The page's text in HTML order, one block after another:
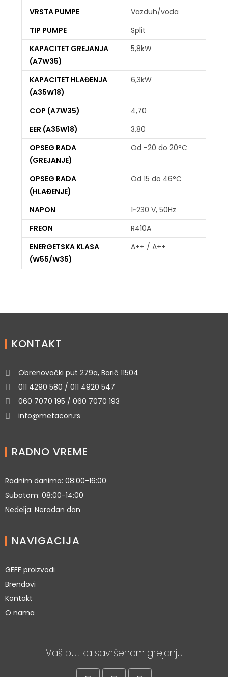
VRSTA PUMPE
Vazduh/voda
TIP PUMPE
Split
KAPACITET GREJANJA
(A7W35)
5,8kW
KAPACITET HLAĐENJA
(A35W18)
6,3kW
COP (A7W35)
4,70
EER (A35W18)
3,80
OPSEG RADA
(GREJANJE)
Od -20 do 20°C
OPSEG RADA
(HLAĐENJE)
Od 15 do 46°C
NAPON
1~230 V, 50Hz
FREON
R410A
ENERGETSKA KLASA
(W55/W35)
A++ / A++
KONTAKT
Obrenovački put 279a, Barič 11504
011 4290 580 / 011 4920 547
060 7070 195 / 060 7070 193
info@metacon.rs
RADNO VREME
Radnim danima: 08:00-16:00
Subotom: 08:00-14:00
Nedelja: Neradan dan
NAVIGACIJA
GEFF proizvodi
Brendovi
Kontakt
O nama
Vaš put ka savršenom grejanju